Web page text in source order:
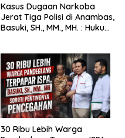
Kasus Dugaan Narkoba
Jerat Tiga Polisi di Anambas,
Basuki, SH., MM., MH. : Hukum
30 Ribu Lebih Warga